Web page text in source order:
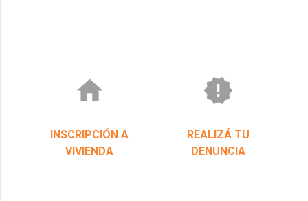
home
INSCRIPCIÓN A
VIVIENDA
new_releases
REALIZÁ TU
DENUNCIA